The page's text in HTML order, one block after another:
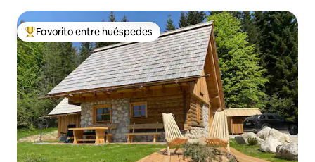
De los mejores en Favorito entre huéspedes
Favorito entre huéspedes